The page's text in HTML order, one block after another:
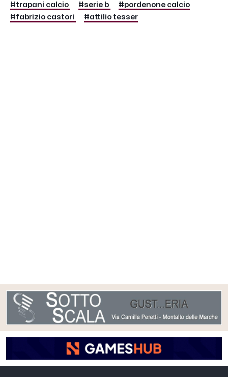
#trapani calcio #serie b
#pordenone calcio
#fabrizio castori
#attilio tesser